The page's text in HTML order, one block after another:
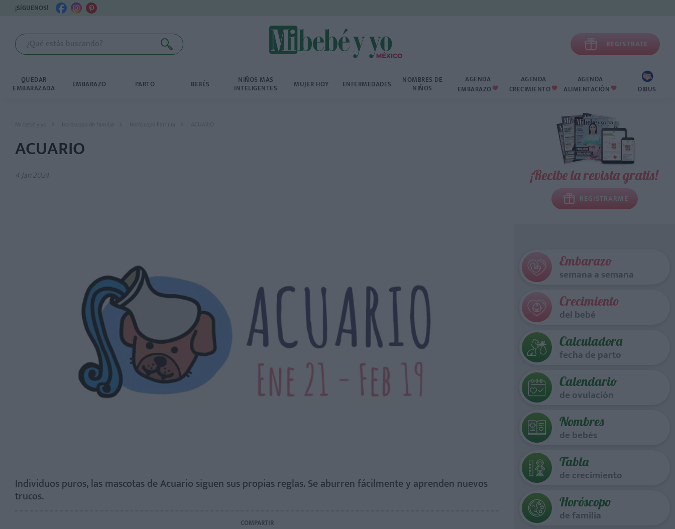
¡SÍGUENOS!
 REGÍSTRATE
QUEDAR
EMBARAZADA EMBARAZO PARTO BEBÉS NIÑOS MÁS
INTELIGENTES MUJER HOY ENFERMEDADES NOMBRES DE
NIÑOS
AGENDA
EMBARAZO 
AGENDA
CRECIMIENTO 
AGENDA
ALIMENTACIÓN  DIBUS
Mi bebé y yo Horóscopo de familia Horóscopo Familia ACUARIO
ACUARIO
4 Jan 2024
Individuos puros, las mascotas de Acuario siguen sus propias reglas. Se aburren fácilmente y aprenden nuevos
trucos.
COMPARTIR
¡Recibe la revista gratis!
REGISTRARME
Embarazo
semana a semana
Crecimiento
del bebé
Calculadora
fecha de parto
Calendario
de ovulación
Nombres
de bebés
Tabla
de crecimiento
Horóscopo
de familia